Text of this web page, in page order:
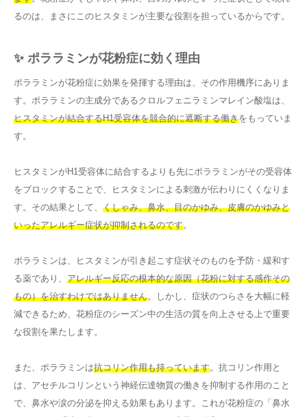
るのは、まさにこのヒスタミンが主要な役割を担っているからです。
✨ ポララミンが花粉症に効く理由
ポララミンが花粉症に効果を発揮する理由は、その作用機序にありま
す。ポララミンの主成分であるクロルフェニラミンマレイン酸塩は、
ヒスタミンが結合するH1受容体を競合的に遮断する働きをもっていま
す。
ヒスタミンがH1受容体に結合するよりも先にポララミンがその受容体
をブロックすることで、ヒスタミンによる刺激が伝わりにくくなりま
す。その結果として、 くしゃみ、鼻水、目のかゆみ、皮膚のかゆみと
いったアレルギー症状が抑制されるのです。
ポララミンは、ヒスタミンが引き起こす症状そのものを予防・緩和す
る薬であり、 アレルギー反応の根本的な原因（花粉に対する感作その
もの）を治すわけではありません。しかし、症状のつらさを大幅に軽
減できるため、花粉症のシーズン中の生活の質を向上させる上で重要
な役割を果たします。
また、ポララミンは抗コリン作用も持っています。抗コリン作用と
は、アセチルコリンという神経伝達物質の働きを抑制する作用のこと
で、鼻水や涙の分泌を抑える効果もあります。これが花粉症の「鼻水